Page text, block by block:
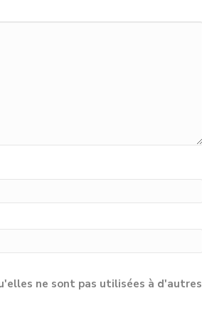
ne sont pas utilisées à d'autres